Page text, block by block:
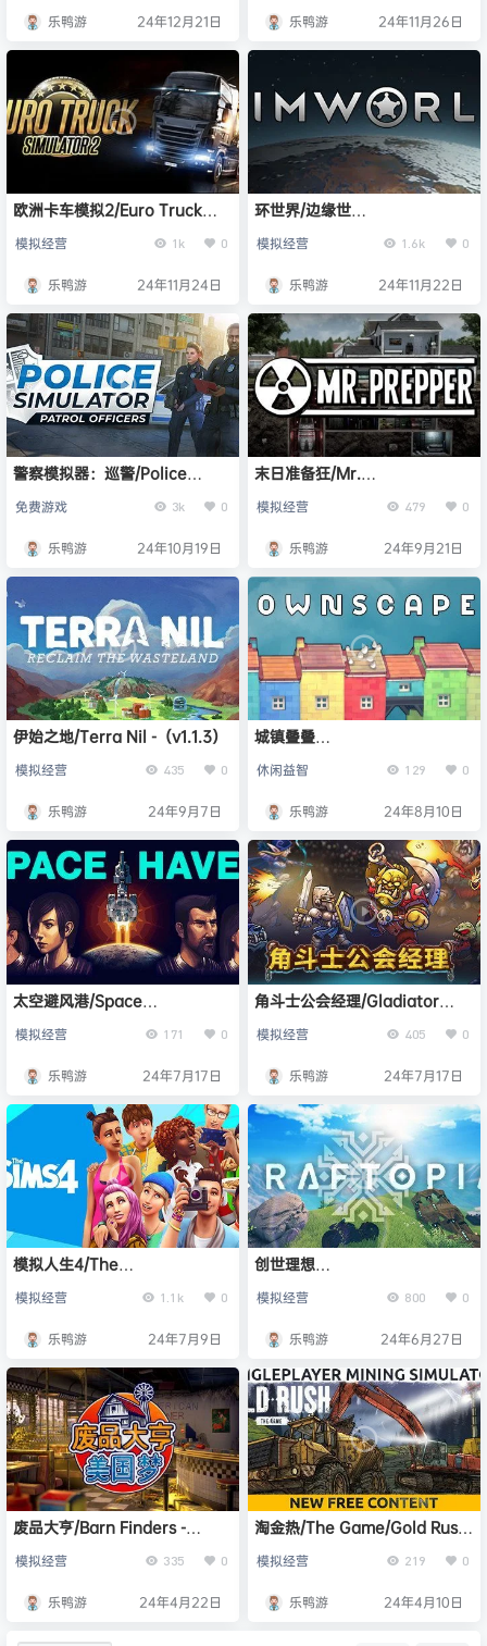
乐鸭游 24年12月21日 乐鸭游 24年11月26日
欧洲卡车模拟2/Euro Truck
学院更新）
模拟经营 1k 0
乐鸭游 24年11月24日
环世界/边缘世
944 & ALL DLC）
模拟经营 1.6k 0
乐鸭游 24年11月22日
警察模拟器：巡警/Police
Officers（v14.6）
免费游戏 3k 0
乐鸭游 24年10月19日
末日准备狂/Mr.
模拟经营 479 0
乐鸭游 24年9月21日
伊始之地/Terra Nil -（v1.1.3）
模拟经营 435 0
乐鸭游 24年9月7日
城镇叠叠
72）
休闲益智 129 0
乐鸭游 24年8月10日
太空避风港/Space
模拟经营 171 0
乐鸭游 24年7月17日
角斗士公会经理/Gladiator
模拟经营 405 0
乐鸭游 24年7月17日
模拟人生4/The
模拟经营 1.1k 0
乐鸭游 24年7月9日
创世理想
22）
模拟经营 800 0
乐鸭游 24年6月27日
废品大亨/Barn Finders -
模拟经营 335 0
乐鸭游 24年4月22日
淘金热/The Game/Gold Rush:
模拟经营 219 0
乐鸭游 24年4月10日